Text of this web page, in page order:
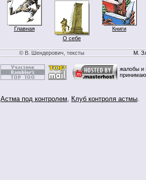
Главная
О себе
Книги
© В. Шендерович, тексты М.
жалобы и
Астма под контролем, Клуб контроля астмы.